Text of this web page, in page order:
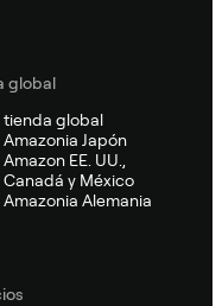
global
tienda global
Amazonia Japón
Amazon EE. UU.,
Canadá y México
Amazonia Alemania